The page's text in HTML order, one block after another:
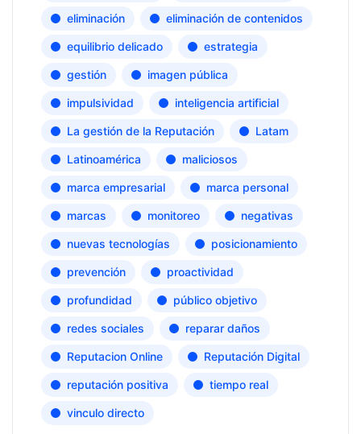
eliminación eliminación de contenidos
equilibrio delicado estrategia
gestión imagen pública
impulsividad inteligencia artificial
La gestión de la Reputación Latam
Latinoamérica maliciosos
marca empresarial marca personal
marcas monitoreo negativas
nuevas tecnologías posicionamiento
prevención proactividad
profundidad público objetivo
redes sociales reparar daños
Reputacion Online Reputación Digital
reputación positiva tiempo real
vinculo directo